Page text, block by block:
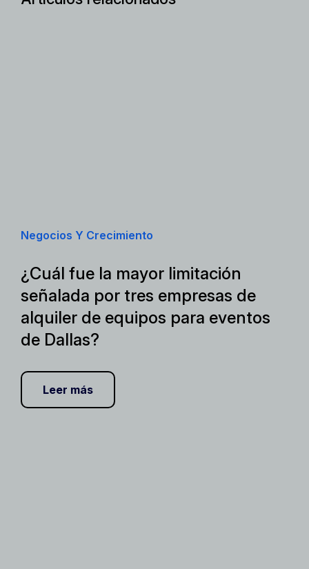
Negocios Y Crecimiento
¿Cuál fue la mayor limitación
señalada por tres empresas de
alquiler de equipos para eventos
de Dallas?
Leer más